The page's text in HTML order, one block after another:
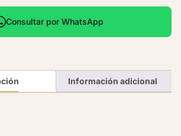
Consultar por WhatsApp
Información adicional